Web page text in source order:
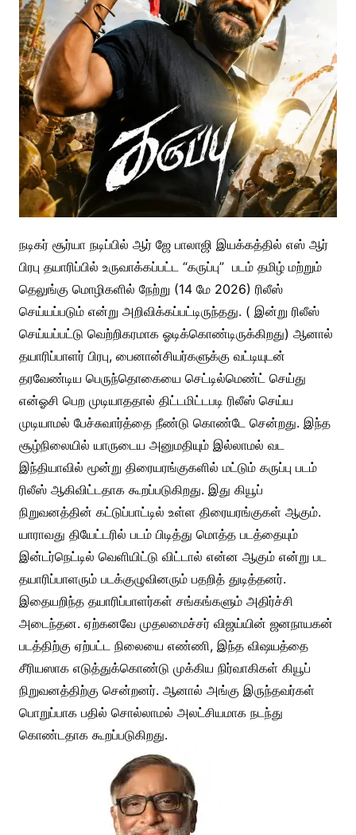
நடிகர் சூர்யா நடிப்பில் ஆர் ஜே பாலாஜி இயக்கத்தில் எஸ் ஆர்
பிரபு தயாரிப்பில் உருவாக்கப்பட்ட “கருப்பு” படம் தமிழ் மற்றும்
தெலுங்கு மொழிகளில் நேற்று (14 மே 2026) ரிலீஸ்
செய்யப்படும் என்று அறிவிக்கப்பட்டிருந்தது. ( இன்று ரிலீஸ்
செய்யப்பட்டு வெற்றிகரமாக ஓடிக்கொண்டிருக்கிறது) ஆனால்
தயாரிப்பாளர் பிரபு, பைனான்சியர்களுக்கு வட்டியுடன்
தரவேண்டிய பெருந்தொகையை செட்டில்மெண்ட் செய்து
என்ஓசி பெற முடியாததால் திட்டமிட்டபடி ரிலீஸ் செய்ய
முடியாமல் பேச்சுவார்த்தை நீண்டு கொண்டே சென்றது. இந்த
சூழ்நிலையில் யாருடைய அனுமதியும் இல்லாமல் வட
இந்தியாவில் மூன்று திரையரங்குகளில் மட்டும் கருப்பு படம்
ரிலீஸ் ஆகிவிட்டதாக கூறப்படுகிறது. இது கியூப்
நிறுவனத்தின் கட்டுப்பாட்டில் உள்ள திரையரங்குகள் ஆகும்.
யாராவது தியேட்டரில் படம் பிடித்து மொத்த படத்தையும்
இன்டர்நெட்டில் வெளியிட்டு விட்டால் என்ன ஆகும் என்று பட
தயாரிப்பாளரும் படக்குழுவினரும் பதறித் துடித்தனர்.
இதையறிந்த தயாரிப்பாளர்கள் சங்கங்களும் அதிர்ச்சி
அடைந்தன. ஏற்கனவே முதலமைச்சர் விஜய்யின் ஜனநாயகன்
படத்திற்கு ஏற்பட்ட நிலையை எண்ணி, இந்த விஷயத்தை
சீரியஸாக எடுத்துக்கொண்டு முக்கிய நிர்வாகிகள் கியூப்
நிறுவனத்திற்கு சென்றனர். ஆனால் அங்கு இருந்தவர்கள்
பொறுப்பாக பதில் சொல்லாமல் அலட்சியமாக நடந்து
கொண்டதாக கூறப்படுகிறது.